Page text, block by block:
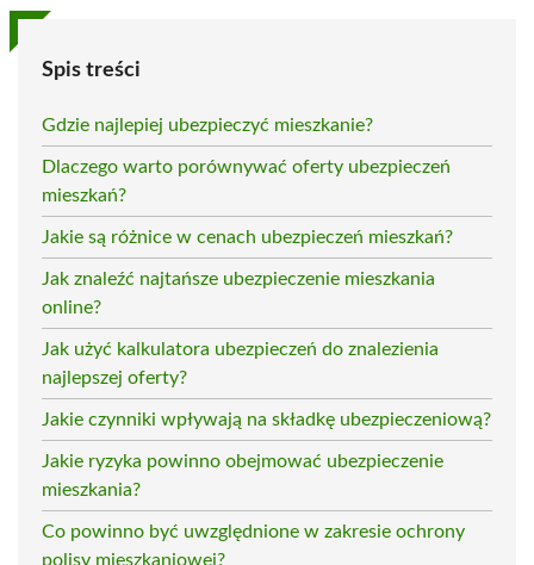
Spis treści
Gdzie najlepiej ubezpieczyć mieszkanie?
Dlaczego warto porównywać oferty ubezpieczeń
mieszkań?
Jakie są różnice w cenach ubezpieczeń mieszkań?
Jak znaleźć najtańsze ubezpieczenie mieszkania
online?
Jak użyć kalkulatora ubezpieczeń do znalezienia
najlepszej oferty?
Jakie czynniki wpływają na składkę ubezpieczeniową?
Jakie ryzyka powinno obejmować ubezpieczenie
mieszkania?
Co powinno być uwzględnione w zakresie ochrony
polisy mieszkaniowej?